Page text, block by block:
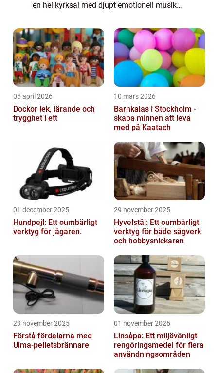
en hel kyrksal med djupt emotionell musik
05 april 2026
Dockor lek, lärande och
trygghet i ett
10 mars 2026
Barnkalas i Stockholm -
skapa minnen att leva
med på Kaatach
01 december 2025
Hundpejl: Ett oumbärligt
verktyg för jägaren.
29 november 2025
Hyvelstål: Ett oumbärligt
verktyg för både sågverk
och hobbysnickaren
29 november 2025
Förstå fördelarna med
Ulma-pelletsbrännare
01 november 2025
Linsåpa: Ett miljövänligt
rengöringsmedel för flera
användningsområden